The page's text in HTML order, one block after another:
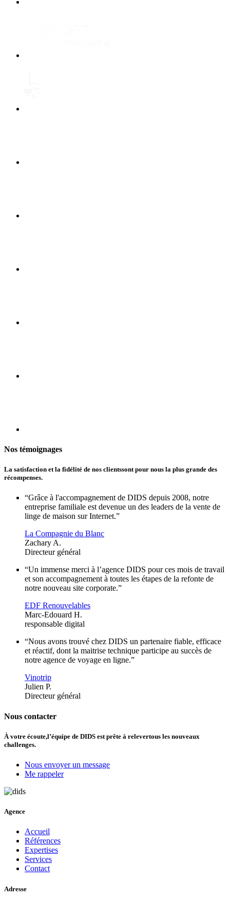
Nos témoignages
La satisfaction et la fidélité de nos clientssont pour nous la plus grande des
récompenses.
“Grâce à l'accompagnement de DIDS depuis 2008, notre
entreprise familiale est devenue un des leaders de la vente de
linge de maison sur Internet.”
La Compagnie du Blanc
Zachary A.
Directeur général
“Un immense merci à l’agence DIDS pour ces mois de travail
et son accompagnement à toutes les étapes de la refonte de
notre nouveau site corporate.”
EDF Renouvelables
Marc-Edouard H.
responsable digital
“Nous avons trouvé chez DIDS un partenaire fiable, efficace
et réactif, dont la maitrise technique participe au succès de
notre agence de voyage en ligne.”
Vinotrip
Julien P.
Directeur général
Nous contacter
À votre écoute,l’équipe de DIDS est prête à relevertous les nouveaux
challenges.
Nous envoyer un message
Me rappeler
Agence
Accueil
Références
Expertises
Services
Contact
Adresse